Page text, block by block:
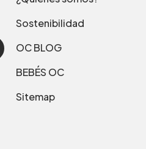
Sostenibilidad
OC BLOG
BEBÉS OC
Sitemap